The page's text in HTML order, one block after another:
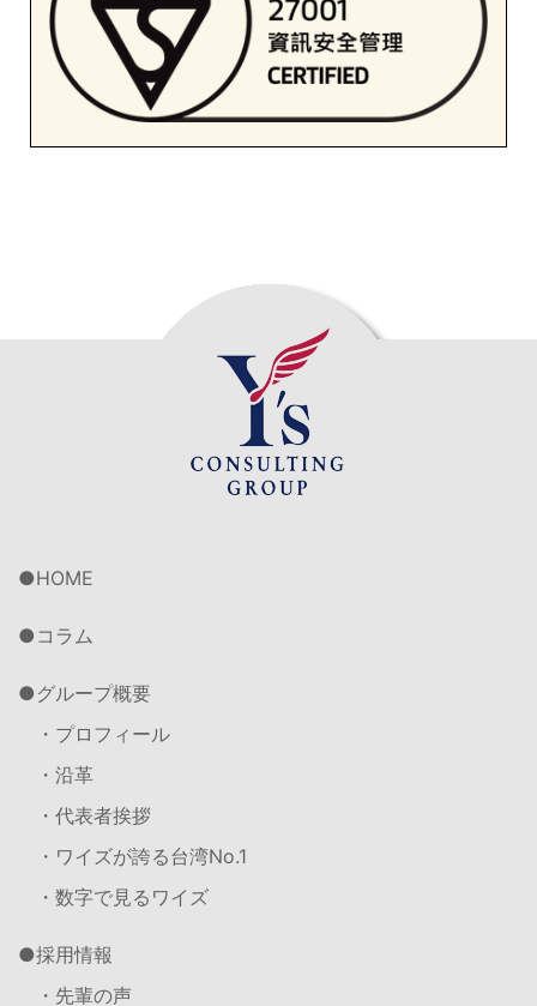
HOME
コラム
グループ概要
・プロフィール
・沿革
・代表者挨拶
・ワイズが誇る台湾No.1
・数字で見るワイズ
採用情報
・先輩の声